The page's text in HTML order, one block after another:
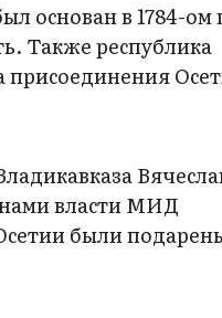
основан в 1784-ом
Также республика
присоединения
власти МИД
были